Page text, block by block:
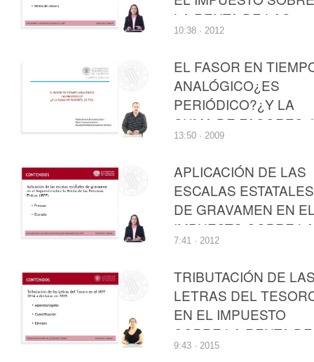
LA RENTA DE LAS
PERSONAS FÍSICAS
10:38 · 2012
EL FASOR EN
ANALÓGICO¿ES
PERIÓDICO?¿Y LA
SUMA DE FASORES,
ES?
13:50 · 2009
APLICACIÓN DE LAS
ESCALAS ESTATALES
DE GRAVAMEN EN
IMPUESTO SOBRE LA
RENTA DE LAS
PERSONAS FÍSICAS
7:41 · 2012
TRIBUTACIÓN DE
LETRAS DEL
EN EL IMPUESTO
SOBRE LA RENTA DE
LAS PERSONAS
9:43 · 2015